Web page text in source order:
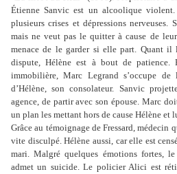
Étienne Sanvic est un alcoolique
plusieurs crises et dépressions nerveuses.
mais ne veut pas le quitter à cause de
menace de le garder si elle part. Quant il
dispute, Hélène est à bout de patience.
immobilière, Marc Legrand s’occupe
d’Hélène, son consolateur. Sanvic
agence, de partir avec son épouse. Marc
un plan les mettant hors de cause Hélène et
Grâce au témoignage de Fressard, médecin
vite disculpé. Hélène aussi, car elle est
mari. Malgré quelques émotions fortes,
admet un suicide. Le policier Alici est